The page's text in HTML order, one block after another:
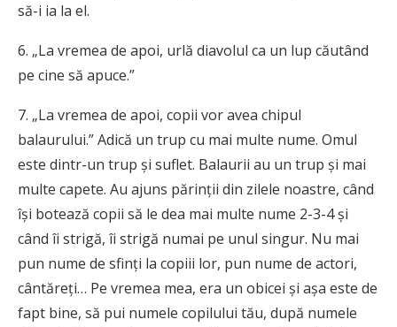
să-i ia la el.
6. „La vremea de apoi, urlă diavolul ca un lup căutând
pe cine să apuce.”
7. „La vremea de apoi, copii vor avea chipul
balaurului.” Adică un trup cu mai multe nume. Omul
este dintr-un trup şi suflet. Balaurii au un trup şi mai
multe capete. Au ajuns părinţii din zilele noastre, când
îşi botează copii să le dea mai multe nume 2-3-4 şi
când îi strigă, îi strigă numai pe unul singur. Nu mai
pun nume de sfinţi la copiii lor, pun nume de actori,
cântăreţi… Pe vremea mea, era un obicei şi aşa este de
fapt bine, să pui numele copilului tău, după numele